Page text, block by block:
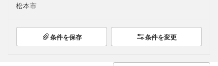
松本市
条件を保存 条件を変更